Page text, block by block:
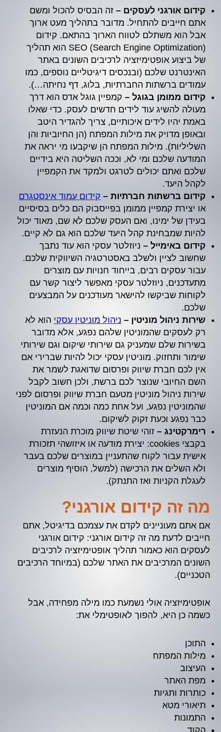
קידום אורגני לעסקים – זה הבסיס להכול ומשם
אתם חייבים להתחיל. מדובר בתהליך מעט ארוך
אבל הוא משתלם לטווח הארוך בהתאם. קידום
SEO (Search Engine Optimization) הוא תהליך
של ביצוע אופטימיזציה לרכיבים השונים באתר
האינטרנט שלכם (ובנכסים דיגיטליים נוספים, כמו
עמודים ברשתות החברתיות, בלוג, דף נחיתה…).
קידום ממומן בגוגל – קמפיין גוגל אדס הוא דרך
מעולה להשיג עוד לידים חדשים לעסק. כדי שאלו
באמת יהיו לידים איכותיים, צריך להגדיר היטב
ובאופן מדויק את מילות המפתח (הן החיוביות והן
השליליות). מילות המפתח הן שיקבעו מי יראה את
המודעה שלכם ומי לא, וככה השליטה היא בידיים
שלכם ואתם יכולים לטרגט ולמקד את הקמפיין
לקהל היעד.
קידום ברשתות חברתיות – קידום עמוד אינסטגרם
או יצירת קמפיין ממומן בפייסבוק הם כלים בסיסיים
בעידן של ימינו, ואם העסק שלכם לא שם, מאוד יכול
להיות שמבחינת קהל היעד שלכם הוא גם לא קיים.
קידום באימייל – ניוזלטר עסקי הוא עוד נתבך
שחשוב לציין ולשלב באסטרטגיה השיווקית שלכם.
עבור עסקים רבים, בייחוד חנויות עם מוצרים
מתעדכנים, ניוזלטר עסקי מאפשר ליצור קשר עם
לקוחות שביקשו להישאר מעודכנים על המבצעים
שלכם.
שירות ניהול מוניטין – ניהול מוניטין עסקי הוא לא
רק לעסקים שהמוניטין שלהם נפגע, אלא מדובר
בשירות שלם שמעניק גם שירותי שיקום וגם שירותי
שימור ותחזוק. מוניטין עסקי יכול להיות שברירי אם
אין לכם חברת שיווק ופרסום שדואגת לשמר את
השם החיובי שנוצר לכם ברשת, ולכן חשוב לקבל
שירות ניהול מוניטין מטעם חברת שיווק ופרסום לפני
שהמוניטין נפגע, ועל אחת כמה וכמה אם המוניטין
כבר נפגע וכעת זקוק לשיקום.
רימרקטינג – זוהי שיטת שיווק מוכרת הנעזרת
בקבצי cookies: יצירת מודעה או איזושהי תזכורת
אישית עבור לקוח שהתעניין במוצרים שלכם בעבר
ולא השלים את הרכישה (למשל, הוסיף מוצרים
לעגלת הקניות ואז התנתק).
מה זה קידום אורגני?
אם אתם מעוניינים לקדם את עצמכם בדיגיטל, אתם
חייבים לדעת מה זה קידום אורגני: קידום אורגני
לעסקים הוא כאמור תהליך אופטימיזציה לרכיבים
השונים המרכיבים את האתר שלכם (במיוחד הרכיבים
הטכניים).
אופטימיזציה אולי נשמעת כמו מילה מפחידה, אבל
כשמה כן היא, להפוך לאופטימלי את:
התוכן
מילות המפתח
העיצוב
מפת האתר
כותרות ותגיות
תיאורי מטא
התמונות
הקוד